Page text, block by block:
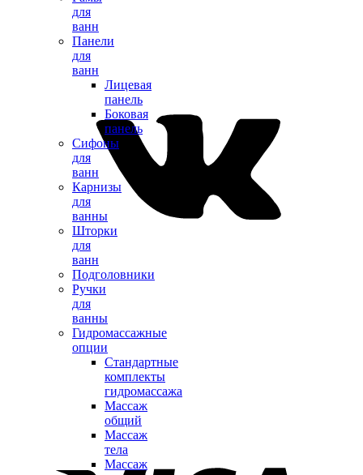
для
ванн
Панели
для
ванн
Лицевая
панель
Боковая
панель
Сифоны
для
ванн
Карнизы
для
ванны
Шторки
для
ванн
Подголовники
Ручки
для
ванны
Гидромассажные
опции
Стандартные
комплекты
гидромассажа
Массаж
общий
Массаж
тела
Массаж